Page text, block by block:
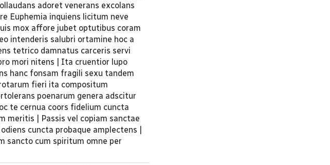
adoret venerans excolans
Euphemia inquiens licitum neve
mox affore jubet optutibus coram
intenderis salubri ortamine hoc a
tetrico damnatus carceris servi
mori nitens | Ita cruentior lupo
hanc fonsam fragili sexu tandem
fieri ita compositum
poenarum genera adscitur
te cernua coors fidelium cuncta
meritis | Passis vel copiam sanctae
cuncta probaque amplectens |
sancto cum spiritum omne per